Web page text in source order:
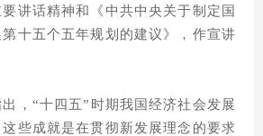
讲话精神和《中共中央关于制定国
十五个五年规划的建议》，作宣讲
，“十四五”时期我国经济社会发展
些成就是在贯彻新发展理念的要求